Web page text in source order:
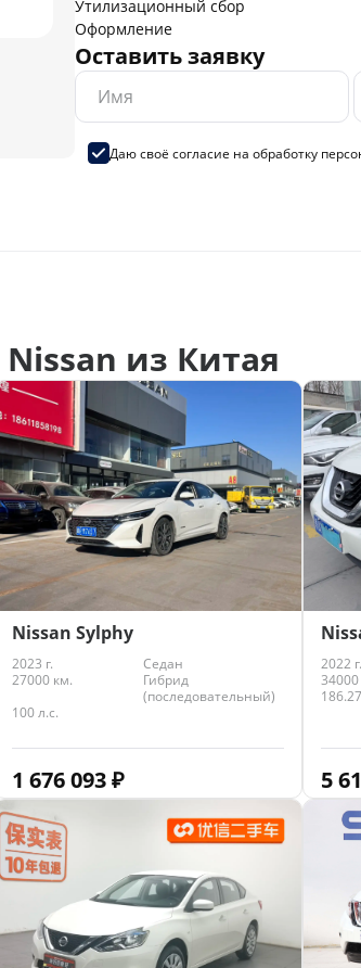
Утилизационный сбор
Оформление
Оставить заявку
Даю своё согласие на обработку
из Китая
Nissan Sylphy
2023 г.
Седан
27000 км.
Гибрид
(последовательный)
100 л.с.
1 676 093₽
2022 г.
34000
5